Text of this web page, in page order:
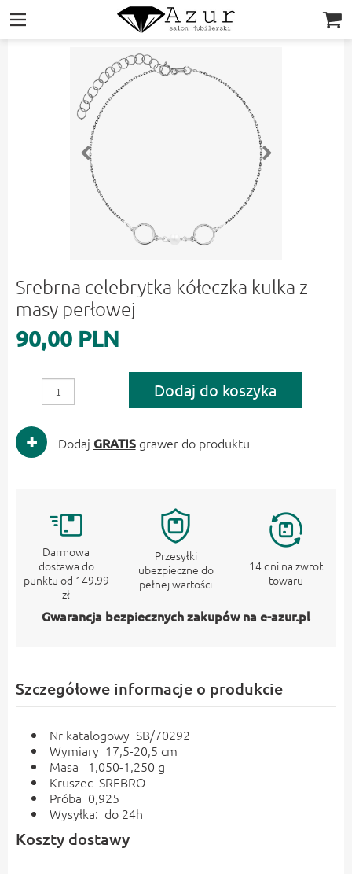
|||
Srebrna celebrytka kółeczka kulka z
masy perłowej
90,00 PLN
Dodaj do koszyka
Dodaj GRATISgrawer do produktu
Darmowa
dostawa do
punktu od 149.99
zł
Przesyłki
ubezpieczne do
pełnej wartości
14 dni na zwrot
towaru
Gwarancja bezpiecznych zakupów na e-azur.pl
Szczegółowe informacje o produkcie
Nr katalogowy SB/70292
Wymiary 17,5-20,5 cm
Masa 1,050-1,250 g
Kruszec SREBRO
Próba 0,925
Wysyłka: do 24h
Koszty dostawy